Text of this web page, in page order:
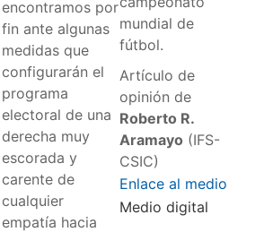
encontramos por
fin ante algunas
medidas que
configurarán el
programa
electoral de una
derecha muy
escorada y
carente de
cualquier
empatía hacia
mundial de
fútbol.
Artículo de
opinión de
Roberto R.
Aramayo (IFS-
CSIC)
Enlace al medio
Medio digital